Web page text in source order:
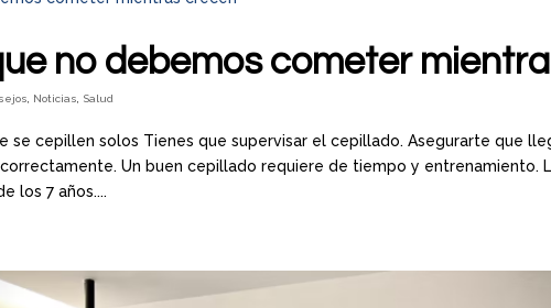
no debemos cometer
Noticias Salud
se cepillen solos Tienes que supervisar el cepillado. Asegurarte que
Un buen cepillado requiere de tiempo y entrenamiento.
los 7 años....